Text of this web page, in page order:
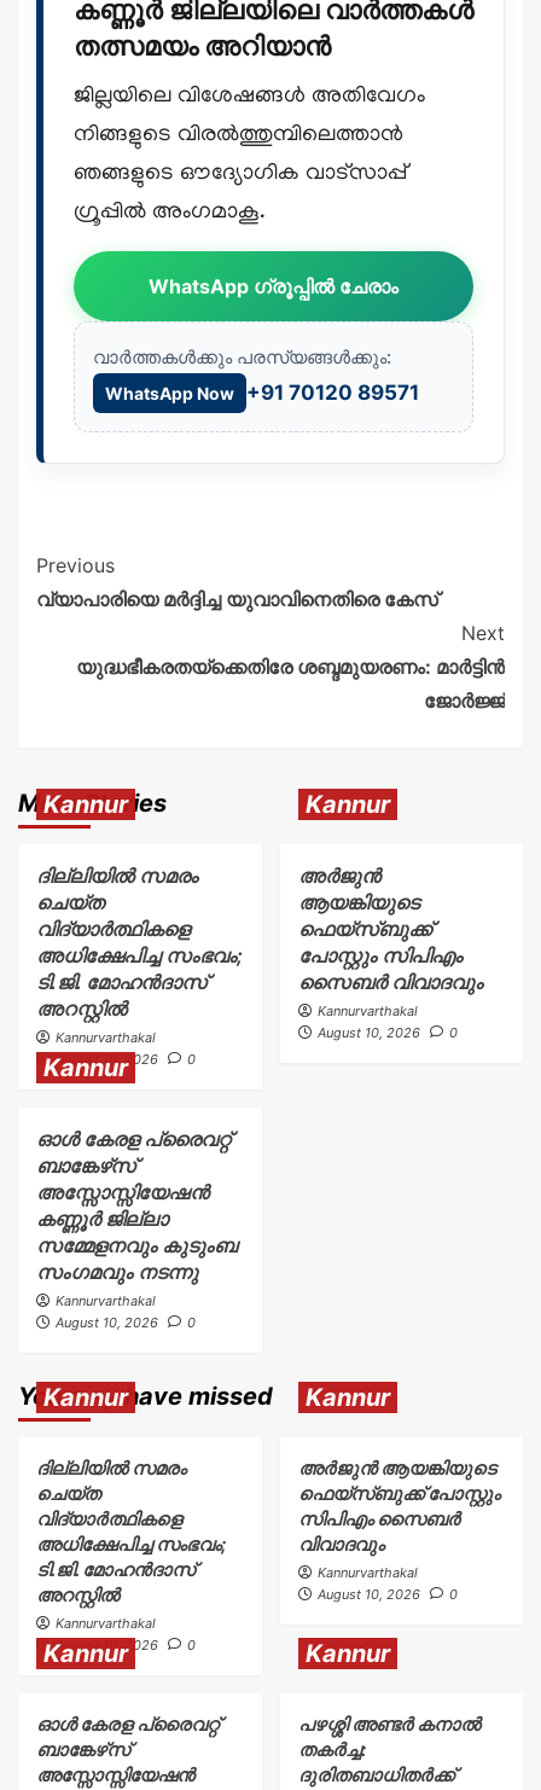
കണ്ണൂർ ജില്ലയിലെ വാർത്തകൾ
തത്സമയം അറിയാൻ
ജില്ലയിലെ വിശേഷങ്ങൾ അതിവേഗം
നിങ്ങളുടെ വിരൽത്തുമ്പിലെത്താൻ
ഞങ്ങളുടെ ഔദ്യോഗിക വാട്സാപ്പ്
ഗ്രൂപ്പിൽ അംഗമാകൂ.
WhatsApp ഗ്രൂപ്പിൽ ചേരാം
വാർത്തകൾക്കും പരസ്യങ്ങൾക്കും:
WhatsApp Now +91 70120 89571
Previous
വ്യാപാരിയെ മർദ്ദിച്ച യുവാവിനെതിരെ കേസ്
Next
യുദ്ധഭീകരതയ്‌ക്കെതിരേ ശബ്ദമുയരണം: മാര്‍ട്ടിന്‍
ജോര്‍ജ്ജ്
More Stories
Kannur
ദില്ലിയിൽ സമരം
ചെയ്ത
വിദ്യാർത്ഥികളെ
അധിക്ഷേപിച്ച സംഭവം;
ടി.ജി. മോഹൻദാസ്
അറസ്റ്റിൽ
Kannurvarthakal
August 10, 2026
0
Kannur
അര്‍ജുന്‍
ആയങ്കിയുടെ
ഫെയ്‌സ്ബുക്ക്
പോസ്റ്റും സിപിഎം
സൈബര്‍ വിവാദവും
Kannurvarthakal
August 10, 2026
0
Kannur
ഓൾ കേരള പ്രൈവറ്റ്
ബാങ്കേഴ്‌സ്
അസ്സോസ്സിയേഷൻ
കണ്ണൂർ ജില്ലാ
സമ്മേളനവും കുടുംബ
സംഗമവും നടന്നു
Kannurvarthakal
August 10, 2026
0
You may have missed
Kannur
ദില്ലിയിൽ സമരം
ചെയ്ത
വിദ്യാർത്ഥികളെ
അധിക്ഷേപിച്ച സംഭവം;
ടി.ജി. മോഹൻദാസ്
അറസ്റ്റിൽ
Kannurvarthakal
August 10, 2026
0
Kannur
അര്‍ജുന്‍ ആയങ്കിയുടെ
ഫെയ്‌സ്ബുക്ക് പോസ്റ്റും
സിപിഎം സൈബര്‍
വിവാദവും
Kannurvarthakal
August 10, 2026
0
Kannur
ഓൾ കേരള പ്രൈവറ്റ്
ബാങ്കേഴ്‌സ്
അസ്സോസ്സിയേഷൻ
Kannur
പഴശ്ശി അണ്ടർ കനാൽ
തകർച്ച:
ദുരിതബാധിതർക്ക്‌